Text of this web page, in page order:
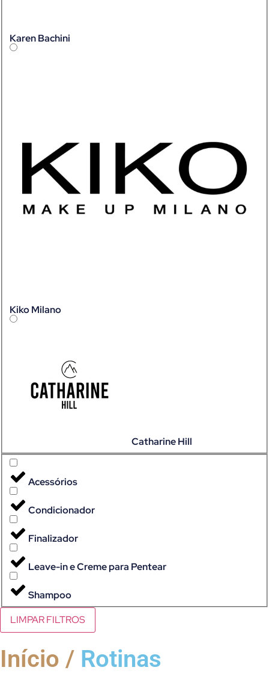
Karen Bachini
Kiko Milano
Catharine Hill
Acessórios
Condicionador
Finalizador
Leave-in e Creme para Pentear
Shampoo
LIMPAR FILTROS
Início / Rotinas